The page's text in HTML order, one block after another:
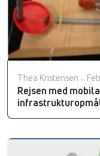
Thea Kristensen
Rejsen med